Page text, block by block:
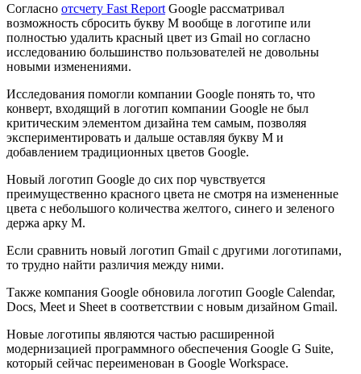
Согласно отсчету Fast Report Google рассматривал
возможность сбросить букву М вообще в логотипе или
полностью удалить красный цвет из Gmail но согласно
исследованию большинство пользователей не довольны
новыми изменениями.
Исследования помогли компании Google понять то, что
конверт, входящий в логотип компании Google не был
критическим элементом дизайна тем самым, позволяя
экспериментировать и дальше оставляя букву М и
добавлением традиционных цветов Google.
Новый логотип Google до сих пор чувствуется
преимущественно красного цвета не смотря на измененные
цвета с небольшого количества желтого, синего и зеленого
держа арку М.
Если сравнить новый логотип Gmail с другими логотипами,
то трудно найти различия между ними.
Также компания Google обновила логотип Google Calendar,
Docs, Meet и Sheet в соответствии с новым дизайном Gmail.
Новые логотипы являются частью расширенной
модернизацией программного обеспечения Google G Suite,
который сейчас переименован в Google Workspace.